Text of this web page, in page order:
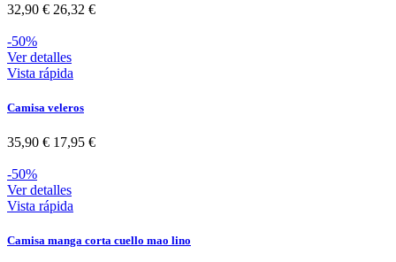
32,90 € 26,32 €
-50%
Ver detalles
Vista rápida
Camisa veleros
35,90 € 17,95 €
-50%
Ver detalles
Vista rápida
Camisa manga corta cuello mao lino